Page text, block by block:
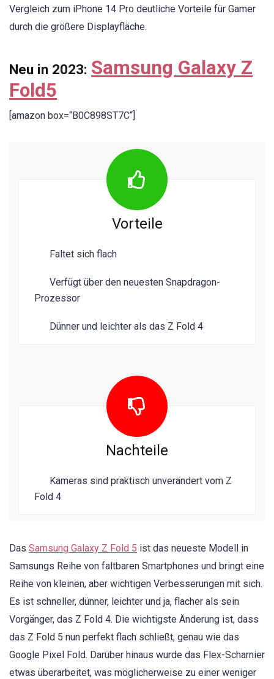
Vergleich zum iPhone 14 Pro deutliche Vorteile für Gamer
durch die größere Displayfläche.
Neu in 2023: Samsung Galaxy Z
Fold5
[amazon box=“B0C898ST7C“]
Vorteile
Faltet sich flach
Verfügt über den neuesten Snapdragon-
Prozessor
Dünner und leichter als das Z Fold 4
Nachteile
Kameras sind praktisch unverändert vom Z
Fold 4
Das Samsung Galaxy Z Fold 5 ist das neueste Modell in
Samsungs Reihe von faltbaren Smartphones und bringt eine
Reihe von kleinen, aber wichtigen Verbesserungen mit sich.
Es ist schneller, dünner, leichter und ja, flacher als sein
Vorgänger, das Z Fold 4. Die wichtigste Änderung ist, dass
das Z Fold 5 nun perfekt flach schließt, genau wie das
Google Pixel Fold. Darüber hinaus wurde das Flex-Scharnier
etwas überarbeitet, was möglicherweise zu einer weniger